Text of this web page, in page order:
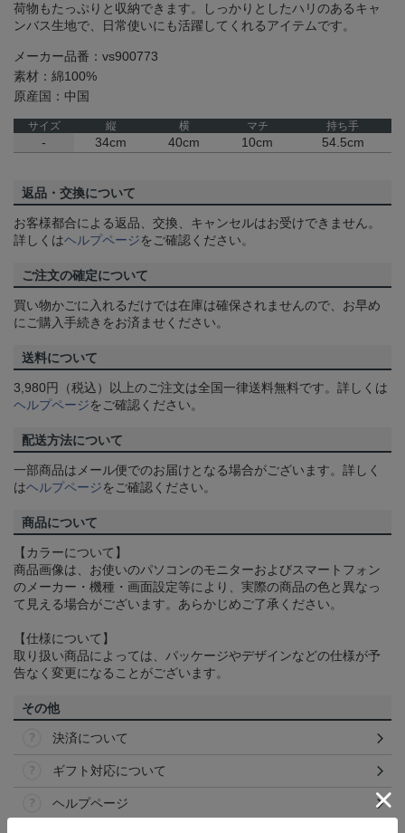
荷物もたっぷりと収納できます。しっかりとしたハリのあるキャ
ンバス生地で、日常使いにも活躍してくれるアイテムです。
メーカー品番：vs900773
素材：綿100%
原産国：中国
サイズ 縦 横 マチ 持ち手
- 34cm 40cm 10cm 54.5cm
返品・交換について
お客様都合による返品、交換、キャンセルはお受けできません。
詳しくはヘルプページをご確認ください。
ご注文の確定について
買い物かごに入れるだけでは在庫は確保されませんので、お早め
にご購入手続きをお済ませください。
送料について
3,980円（税込）以上のご注文は全国一律送料無料です。詳しくは
ヘルプページをご確認ください。
配送方法について
一部商品はメール便でのお届けとなる場合がございます。詳しく
はヘルプページをご確認ください。
商品について
【カラーについて】
商品画像は、お使いのパソコンのモニターおよびスマートフォン
のメーカー・機種・画面設定等により、実際の商品の色と異なっ
て見える場合がございます。あらかじめご了承ください。
【仕様について】
取り扱い商品によっては、パッケージやデザインなどの仕様が予
告なく変更になることがございます。
その他
決済について
ギフト対応について
ヘルプページ